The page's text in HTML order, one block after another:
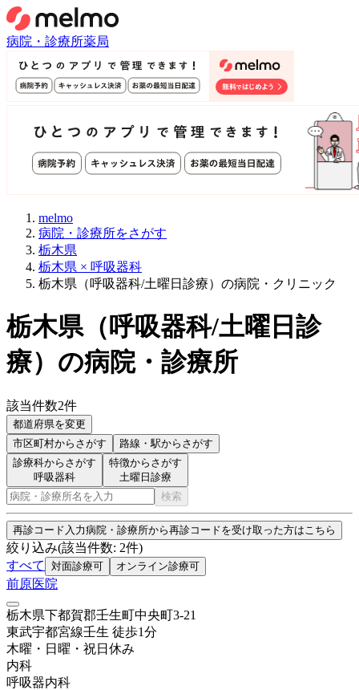
病院・診療所薬局
melmo
病院・診療所をさがす
栃木県
栃木県 × 呼吸器科
栃木県（呼吸器科/土曜日診療）の病院・クリニック
栃木県（呼吸器科/土曜日診
療） の病院・診療所
該当件数2件
都道府県を変更
市区町村からさがす 路線・駅からさがす
診療科からさがす
呼吸器科
特徴からさがす
土曜日診療
検索
再診コード入力病院・診療所から再診コードを受け取った方はこちら
絞り込み(該当件数: 2件)
すべて
対面診療可 オンライン診療可
前原医院
栃木県下都賀郡壬生町中央町3-21
東武宇都宮線壬生 徒歩1分
木曜・日曜・祝日 休み
内科
呼吸器内科